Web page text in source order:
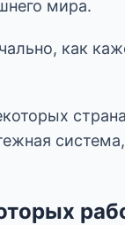
мира.
как